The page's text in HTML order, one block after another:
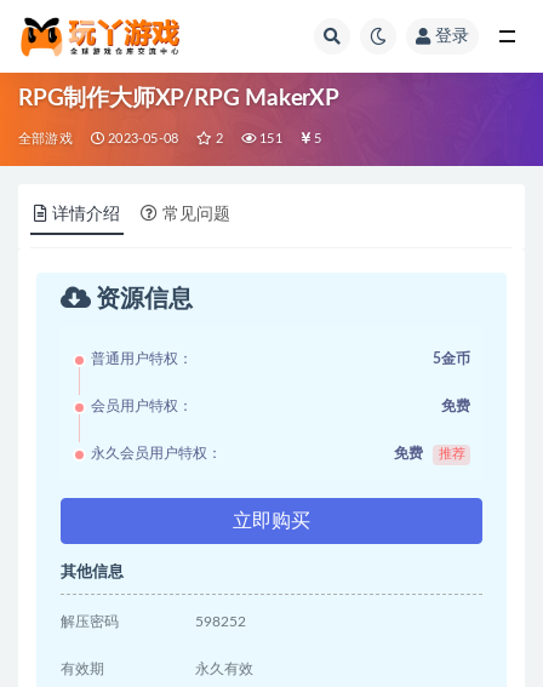
登录
RPG制作大师XP/RPG MakerXP
全部游戏 2023-05-08 2 151 5
详情介绍 常见问题
资源信息
普通用户特权： 5金币
会员用户特权： 免费
永久会员用户特权： 免费 推荐
立即购买
其他信息
解压密码 598252
有效期 永久有效